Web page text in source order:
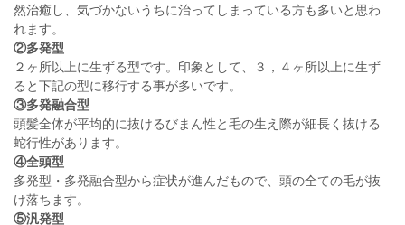
然治癒し、気づかないうちに治ってしまっている方も多いと思わ
れます。
②多発型
２ヶ所以上に生ずる型です。印象として、３，４ヶ所以上に生ず
ると下記の型に移行する事が多いです。
③多発融合型
頭髪全体が平均的に抜けるびまん性と毛の生え際が細長く抜ける
蛇行性があります。
④全頭型
多発型・多発融合型から症状が進んだもので、頭の全ての毛が抜
け落ちます。
⑤汎発型